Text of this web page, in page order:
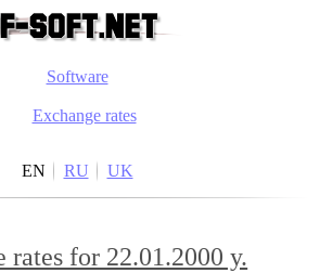
Software
Exchange rates
EN RU UK
rates for 22.01.2000 y.